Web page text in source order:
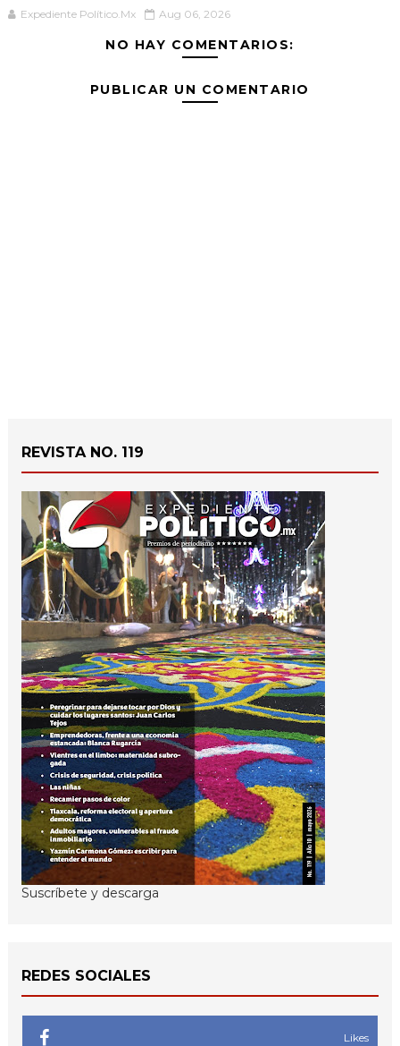
Expediente Político.Mx Aug 06, 2026
NO HAY COMENTARIOS:
PUBLICAR UN COMENTARIO
REVISTA NO. 119
Suscríbete y descarga
REDES SOCIALES
Likes